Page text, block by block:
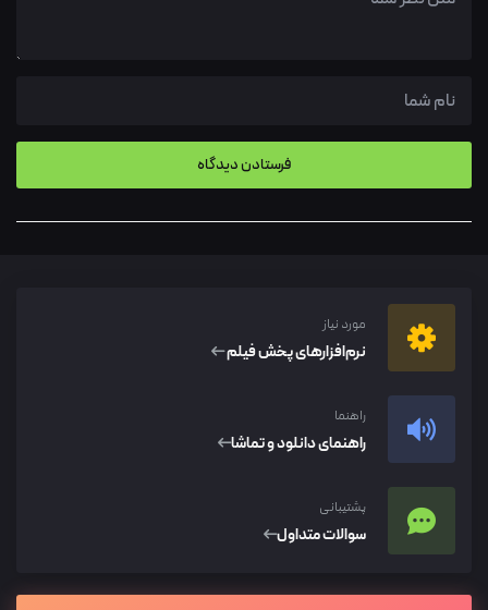
مورد نیاز
نرم‌افزار‌های پخش فیلم
راهنما
راهنمای دانلود و تماشا
پشتیبانی
سوالات متداول